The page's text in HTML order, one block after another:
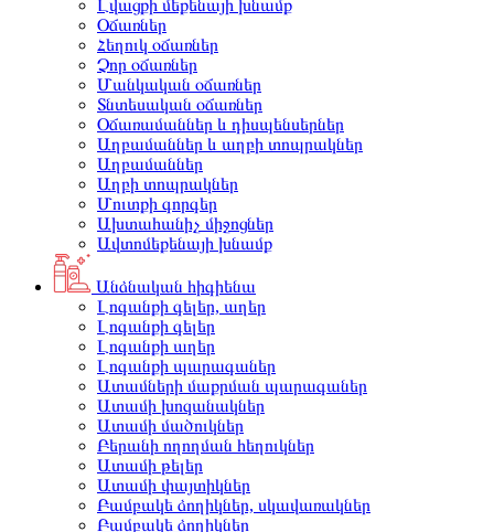
Լվացքի մեքենայի խնամք
Օճառներ
Հեղուկ օճառներ
Չոր օճառներ
Մանկական օճառներ
Տնտեսական օճառներ
Օճառամաններ և դիսպենսերներ
Աղբամաններ և աղբի տոպրակներ
Աղբամաններ
Աղբի տոպրակներ
Մուտքի գորգեր
Ախտահանիչ միջոցներ
Ավտոմեքենայի խնամք
Անձնական հիգիենա
Լոգանքի գելեր, աղեր
Լոգանքի գելեր
Լոգանքի աղեր
Լոգանքի պարագաներ
Ատամների մաքրման պարագաներ
Ատամի խոզանակներ
Ատամի մածուկներ
Բերանի ողողման հեղուկներ
Ատամի թելեր
Ատամի փայտիկներ
Բամբակե ձողիկներ, սկավառակներ
Բամբակե ձողիկներ